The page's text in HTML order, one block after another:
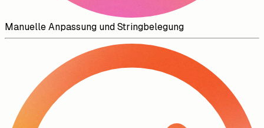
Manuelle Anpassung und Stringbelegung